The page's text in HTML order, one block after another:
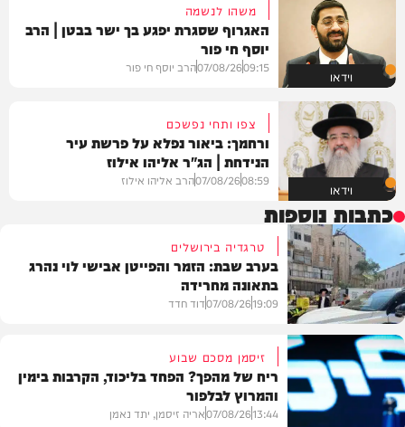
וידאו
משהו לנשמה
האגרוף שסגרת יפגע בך ישר בבטן | הרב
יוסף חי פור
09:15
07/08/26הרב יוסף חי פור
וידאו
צפו ותחי נפשכם
ורחמך: ביאור נפלא על פרשת עיר
הנידחת | הג"ר אליהו אילוז
08:59
07/08/26הרב אליהו אילוז
כתבות נוספות
בארץ
טרגדיה בירושלים
בערב שבת: הזמר והפייטן אבישי לוי נהרג
בתאונה מחרידה
19:09
07/08/26דוד חדד
זיסמן מסכם שבוע
ריח של מהפך? הפחד בליכוד, הקרבות בימין
והמרוץ לבלפור
13:44
07/08/26אריה זיסמן, יתד נאמן